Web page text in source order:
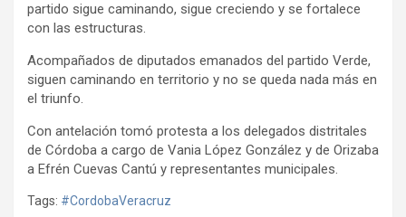
partido sigue caminando, sigue creciendo y se fortalece
con las estructuras.
Acompañados de diputados emanados del partido Verde,
siguen caminando en territorio y no se queda nada más en
el triunfo.
Con antelación tomó protesta a los delegados distritales
de Córdoba a cargo de Vania López González y de Orizaba
a Efrén Cuevas Cantú y representantes municipales.
Tags: #CordobaVeracruz